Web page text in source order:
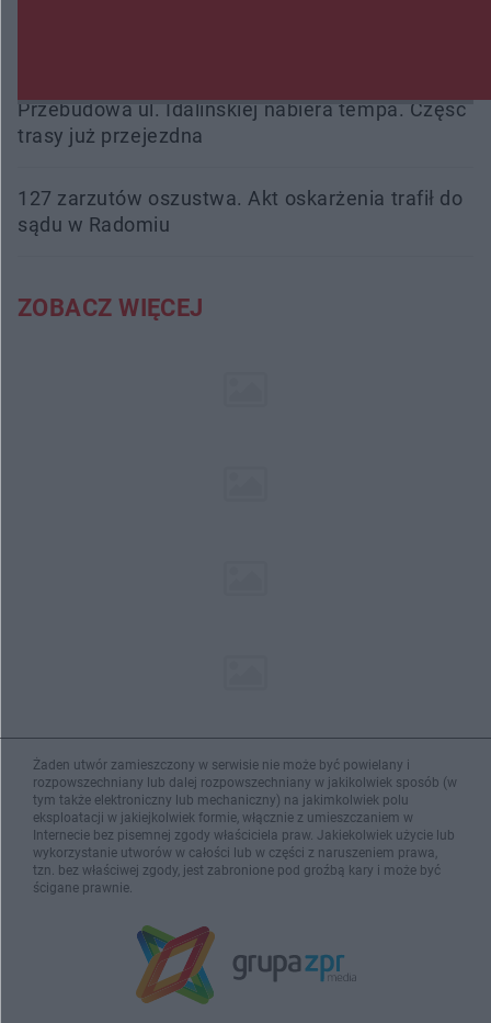
Przebudowa ul. Idalińskiej nabiera tempa. Część
trasy już przejezdna
127 zarzutów oszustwa. Akt oskarżenia trafił do
sądu w Radomiu
ZOBACZ WIĘCEJ
Żaden utwór zamieszczony w serwisie nie może być powielany i
rozpowszechniany lub dalej rozpowszechniany w jakikolwiek sposób (w
tym także elektroniczny lub mechaniczny) na jakimkolwiek polu
eksploatacji w jakiejkolwiek formie, włącznie z umieszczaniem w
Internecie bez pisemnej zgody właściciela praw. Jakiekolwiek użycie lub
wykorzystanie utworów w całości lub w części z naruszeniem prawa,
tzn. bez właściwej zgody, jest zabronione pod groźbą kary i może być
ścigane prawnie.